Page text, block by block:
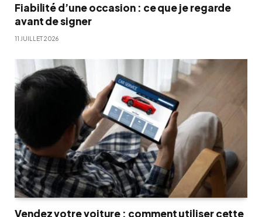
Fiabilité d’une occasion : ce que je regarde
avant de signer
11 JUILLET 2026
Vendez votre voiture : comment utiliser cette